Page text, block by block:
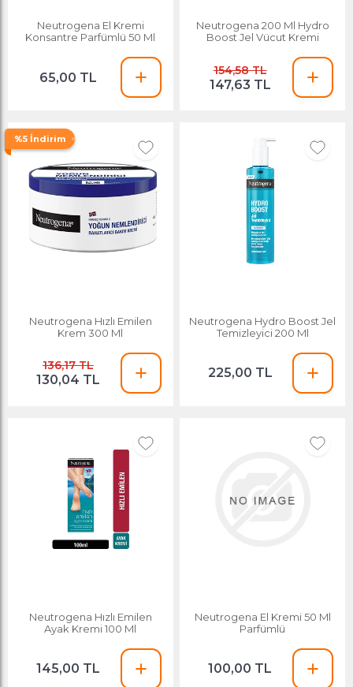
Neutrogena El Kremi
Konsantre Parfümlü 50 Ml
65,00 TL
Neutrogena 200 Ml Hydro
Boost Jel Vücut Kremi
154,58 TL
147,63 TL
%5 İndirim
Neutrogena Hızlı Emilen
Krem 300 Ml
136,17 TL
130,04 TL
Neutrogena Hydro Boost Jel
Temizleyici 200 Ml
225,00 TL
Neutrogena Hızlı Emilen
Ayak Kremi 100 Ml
145,00 TL
Neutrogena El Kremi 50 Ml
Parfümlü
100,00 TL